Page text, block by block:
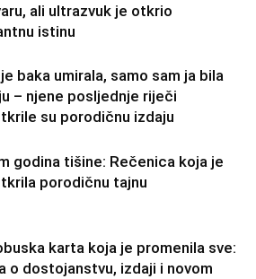
ali ultrazvuk je otkrio
istinu
baka umirala, samo sam ja bila
– njene posljednje riječi
su porodičnu izdaju
godina tišine: Rečenica koja je
porodičnu tajnu
karta koja je promenila sve:
o dostojanstvu, izdaji i novom